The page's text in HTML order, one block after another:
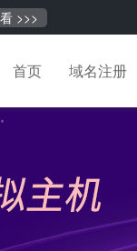
>>>
首页 域名注册